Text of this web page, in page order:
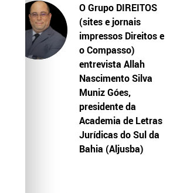
O Grupo DIREITOS
(sites e jornais
impressos Direitos e
o Compasso)
entrevista Allah
Nascimento Silva
Muniz Góes,
presidente da
Academia de Letras
Jurídicas do Sul da
Bahia (Aljusba)